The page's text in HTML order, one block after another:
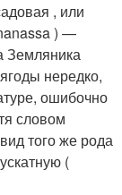
, или
) —
Земляника
нередко,
ошибочно
словом
того же рода
(